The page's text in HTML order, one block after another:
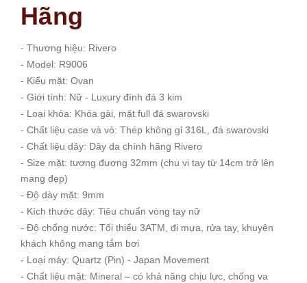
Hãng
- Thương hiệu: Rivero
- Model: R9006
- Kiểu mặt: Ovan
- Giới tính: Nữ - Luxury đính đá 3 kim
- Loại khóa: Khóa gài, mặt full đá swarovski
- Chất liệu case và vỏ: Thép không gỉ 316L, đá swarovski
- Chất liệu dây: Dây da chính hãng Rivero
- Size mặt: tương đương 32mm (chu vi tay từ 14cm trở lên
mang đẹp)
- Độ dày mặt: 9mm
- Kích thước dây: Tiêu chuẩn vòng tay nữ
- Độ chống nước: Tối thiểu 3ATM, đi mưa, rửa tay, khuyên
khách không mang tắm bơi
- Loại máy: Quartz (Pin) - Japan Movement
- Chất liệu mặt: Mineral – có khả năng chịu lực, chống va